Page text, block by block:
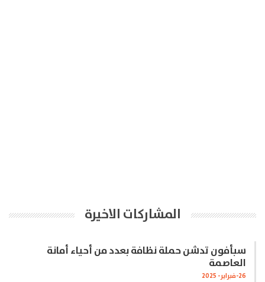
المشاركات الاخيرة
سبأفون تدشن حملة نظافة بعدد من أحياء أمانة
العاصمة
26-فبراير- 2025